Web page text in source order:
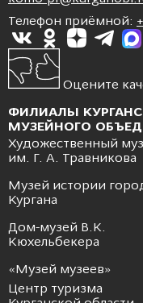
Телефон приёмной:
Оцените
ФИЛИАЛЫ
МУЗЕЙНОГО
Художественный
им. Г. А. Травникова
Музей истории
Кургана
Дом-музей В.К.
Кюхельбекера
«Музей музеев»
Центр туризма